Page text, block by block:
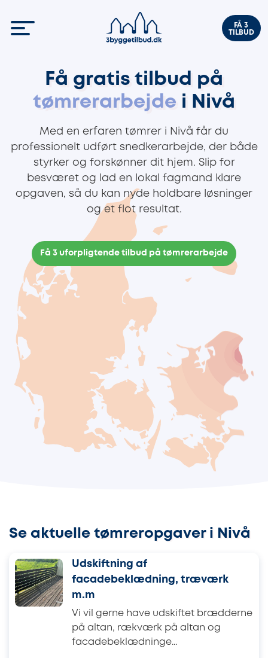
FÅ 3
TILBUD
Få gratis tilbud på
tømrerarbejde i Nivå
Med en erfaren tømrer i Nivå får du
professionelt udført snedkerarbejde, der både
styrker og forskønner dit hjem. Slip for
besværet og lad en lokal fagmand klare
opgaven, så du kan nyde holdbare løsninger
og et flot resultat.
Få 3 uforpligtende tilbud på tømrerarbejde
Se aktuelle tømreropgaver i Nivå
Udskiftning af
facadebeklædning, træværk
m.m
Vi vil gerne have udskiftet brædderne
på altan, rækværk på altan og
facadebeklædninge...